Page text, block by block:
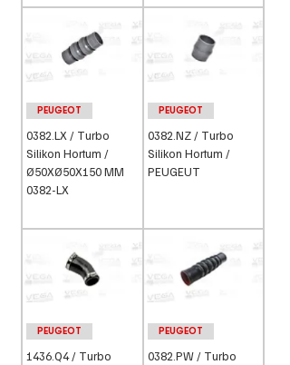
PEUGEOT
0382.LX / Turbo
Silikon Hortum /
Ø50XØ50X150 MM
0382-LX
PEUGEOT
0382.NZ / Turbo
Silikon Hortum /
PEUGEUT
PEUGEOT
1436.Q4 / Turbo
PEUGEOT
0382.PW / Turbo